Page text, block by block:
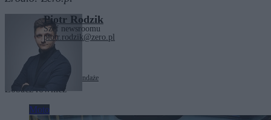
Piotr Rodzik
Szef newsroomu
piotr.rodzik@zero.pl
Tagi: motoryzacja sondaże
Zobacz również
Moto